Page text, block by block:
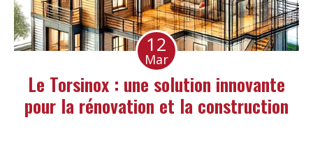
12
Mar
Le Torsinox : une solution innovante
pour la rénovation et la construction